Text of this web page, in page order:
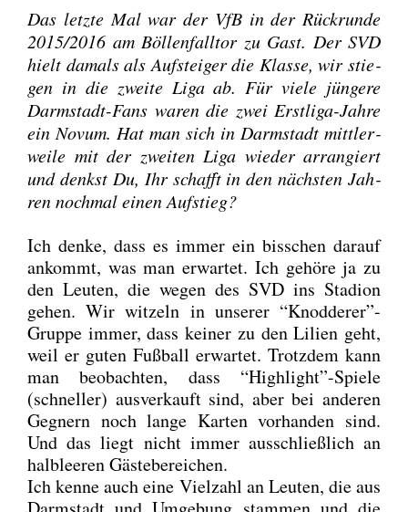
Das letz­te Mal war der VfB in der Rück­run­de
2015/2016 am Böl­len­fall­tor zu Gast. Der SVD
hielt damals als Auf­stei­ger die Klas­se, wir stie­
gen in die zwei­te Liga ab. Für vie­le jün­ge­re
Darm­stadt-Fans waren die zwei Erst­li­ga-Jah­re
ein Novum. Hat man sich in Darm­stadt mitt­ler­
wei­le mit der zwei­ten Liga wie­der arran­giert
und denkst Du, Ihr schafft in den nächs­ten Jah­
ren noch­mal einen Auf­stieg?
Ich den­ke, dass es immer ein biss­chen dar­auf
ankommt, was man erwar­tet. Ich gehö­re ja zu
den Leu­ten, die wegen des SVD ins Sta­di­on
gehen. Wir wit­zeln in unse­rer “Knodderer”-
Gruppe immer, dass kei­ner zu den Lili­en geht,
weil er guten Fuß­ball erwar­tet. Trotz­dem kann
man beob­ach­ten, dass “Highlight”-Spiele
(schnel­ler) aus­ver­kauft sind, aber bei ande­ren
Geg­nern noch lan­ge Kar­ten vor­han­den sind.
Und das liegt nicht immer aus­schließ­lich an
halb­lee­ren Gäs­te­be­rei­chen.
Ich ken­ne auch eine Viel­zahl an Leu­ten, die aus